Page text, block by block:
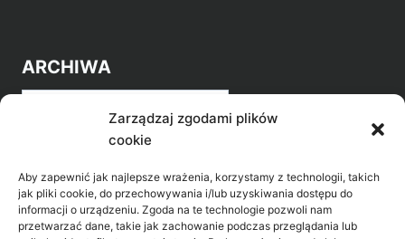
Zarządzaj zgodami plików
cookie
Aby zapewnić jak najlepsze wrażenia, korzystamy z technologii, takich
jak pliki cookie, do przechowywania i/lub uzyskiwania dostępu do
informacji o urządzeniu. Zgoda na te technologie pozwoli nam
przetwarzać dane, takie jak zachowanie podczas przeglądania lub
ARCHIWA
Archiwa